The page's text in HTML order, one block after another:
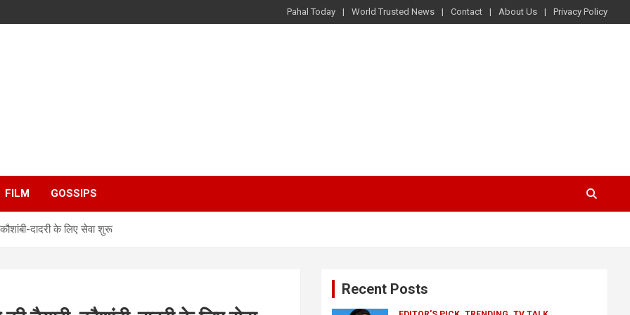
Pahal Today World Trusted News Contact About Us Privacy Policy
FILM GOSSIPS
दादरी के लिए सेवा शुरू
Recent Posts